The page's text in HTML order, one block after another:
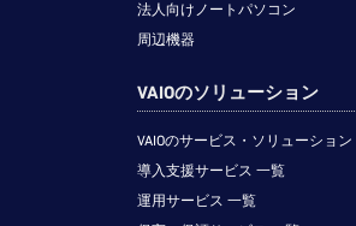
法人向けノートパソコン
周辺機器
VAIOのソリューション
VAIOのサービス・ソリューション
導入支援サービス 一覧
運用サービス 一覧